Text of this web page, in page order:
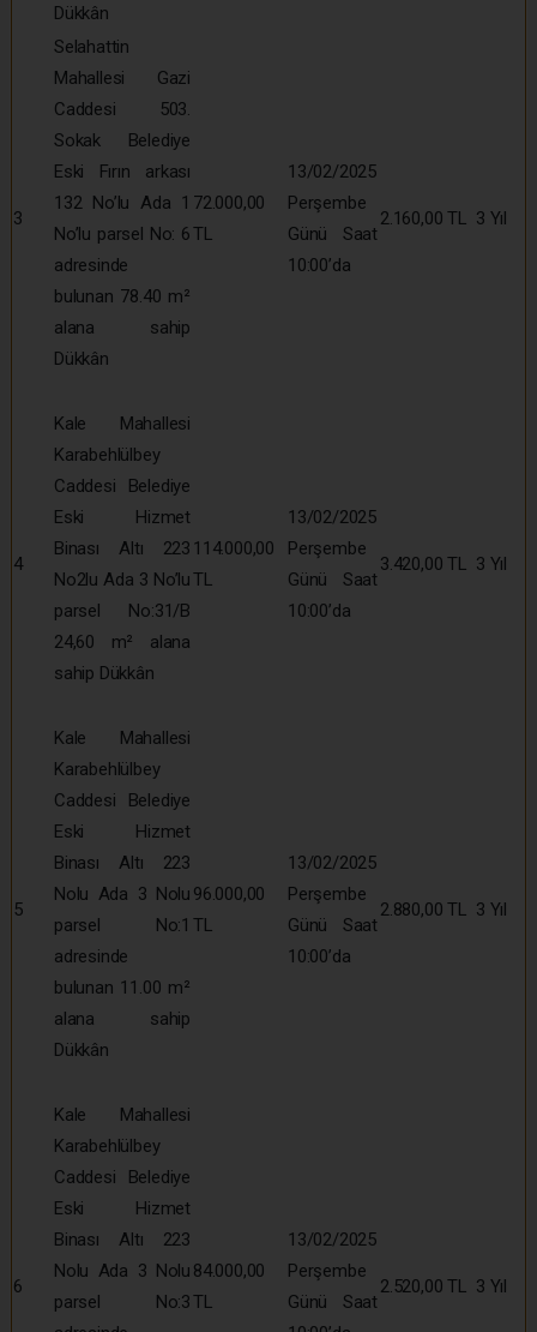
Dükkân
3
Selahattin
Mahallesi Gazi
Caddesi 503.
Sokak Belediye
Eski Fırın arkası
132 No’lu Ada 1
No’lu parsel No: 6
adresinde
bulunan 78.40 m²
alana sahip
Dükkân
72.000,00
TL
13/02/2025
Perşembe
Günü Saat
10:00’da
2.160,00 TL 3 Yıl
4
Kale Mahallesi
Karabehlülbey
Caddesi Belediye
Eski Hizmet
Binası Altı 223
No2lu Ada 3 No’lu
parsel No:31/B
24,60 m² alana
sahip Dükkân
114.000,00
TL
13/02/2025
Perşembe
Günü Saat
10:00’da
3.420,00 TL 3 Yıl
5
Kale Mahallesi
Karabehlülbey
Caddesi Belediye
Eski Hizmet
Binası Altı 223
Nolu Ada 3 Nolu
parsel No:1
adresinde
bulunan 11.00 m²
alana sahip
Dükkân
96.000,00
TL
13/02/2025
Perşembe
Günü Saat
10:00’da
2.880,00 TL 3 Yıl
6
Kale Mahallesi
Karabehlülbey
Caddesi Belediye
Eski Hizmet
Binası Altı 223
Nolu Ada 3 Nolu
parsel No:3
84.000,00
TL
13/02/2025
Perşembe
Günü Saat
2.520,00 TL 3 Yıl